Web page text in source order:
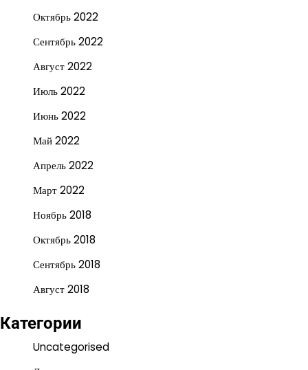
Октябрь 2022
Сентябрь 2022
Август 2022
Июль 2022
Июнь 2022
Май 2022
Апрель 2022
Март 2022
Ноябрь 2018
Октябрь 2018
Сентябрь 2018
Август 2018
Категории
Uncategorised